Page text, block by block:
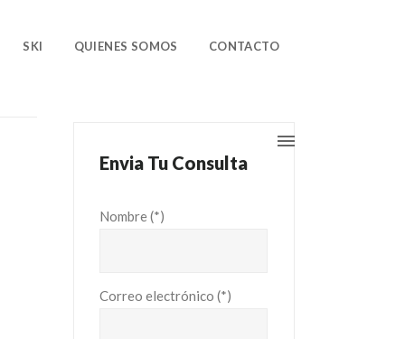
SKI QUIENES SOMOS CONTACTO
Envia Tu Consulta
Nombre (*)
Correo electrónico (*)